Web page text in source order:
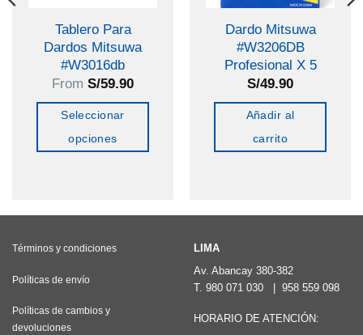
Tablero Para
Dardos Mitsuwa
#W3016db
From S/59.90
Seleccionar
opciones
variantes.
se
Dardo Mitsuwa
#W3206DB
Profesional X 5
S/49.90
Añadir al
carrito
Términos y condiciones
Políticas de envío
Políticas de cambios y
devoluciones
LIMA
Av. Abancay 380-382
T. 980 071 030 958 559 098
HORARIO DE ATENCIÓN: